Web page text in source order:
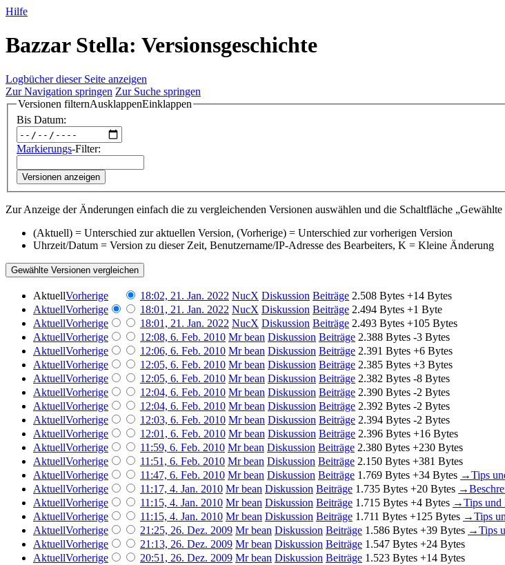
Hilfe
Bazzar Stella: Versionsgeschichte
Logbücher dieser Seite anzeigen
Zur Navigation springen Zur Suche springen
Versionen filternAusklappenEinklappen
Bis Datum:
Markierungs-Filter:
Versionen anzeigen
Zur Anzeige der Änderungen einfach die zu vergleichenden Versionen auswählen und die Schaltfläche
(Aktuell) = Unterschied zur aktuellen Version, (Vorherige) = Unterschied zur vorherigen Version
Uhrzeit/Datum = Version zu dieser Zeit, Benutzername/IP-Adresse des Bearbeiters, K = Kleine Änderung
AktuellVorherige 18:02, 21. Jan. 2022 NucX Diskussion Beiträge 2.508 Bytes +14 Bytes
AktuellVorherige 18:01, 21. Jan. 2022 NucX Diskussion Beiträge 2.494 Bytes +1 Byte
AktuellVorherige 18:01, 21. Jan. 2022 NucX Diskussion Beiträge 2.493 Bytes +105 Bytes
AktuellVorherige 12:08, 6. Feb. 2010 Mr bean Diskussion Beiträge 2.388 Bytes -3 Bytes
AktuellVorherige 12:06, 6. Feb. 2010 Mr bean Diskussion Beiträge 2.391 Bytes +6 Bytes
AktuellVorherige 12:05, 6. Feb. 2010 Mr bean Diskussion Beiträge 2.385 Bytes +3 Bytes
AktuellVorherige 12:05, 6. Feb. 2010 Mr bean Diskussion Beiträge 2.382 Bytes -8 Bytes
AktuellVorherige 12:04, 6. Feb. 2010 Mr bean Diskussion Beiträge 2.390 Bytes -2 Bytes
AktuellVorherige 12:04, 6. Feb. 2010 Mr bean Diskussion Beiträge 2.392 Bytes -2 Bytes
AktuellVorherige 12:03, 6. Feb. 2010 Mr bean Diskussion Beiträge 2.394 Bytes -2 Bytes
AktuellVorherige 12:01, 6. Feb. 2010 Mr bean Diskussion Beiträge 2.396 Bytes +16 Bytes
AktuellVorherige 11:59, 6. Feb. 2010 Mr bean Diskussion Beiträge 2.380 Bytes +230 Bytes
AktuellVorherige 11:51, 6. Feb. 2010 Mr bean Diskussion Beiträge 2.150 Bytes +381 Bytes
AktuellVorherige 11:47, 6. Feb. 2010 Mr bean Diskussion Beiträge 1.769 Bytes +34 Bytes →‎Tips
AktuellVorherige 11:17, 4. Jan. 2010 Mr bean Diskussion Beiträge 1.735 Bytes +20 Bytes
AktuellVorherige 11:15, 4. Jan. 2010 Mr bean Diskussion Beiträge 1.715 Bytes +4 Bytes →‎Tips und
AktuellVorherige 11:15, 4. Jan. 2010 Mr bean Diskussion Beiträge 1.711 Bytes +125 Bytes →‎Tips
AktuellVorherige 21:25, 26. Dez. 2009 Mr bean Diskussion Beiträge 1.586 Bytes +39 Bytes →‎Tips
AktuellVorherige 21:13, 26. Dez. 2009 Mr bean Diskussion Beiträge 1.547 Bytes +24 Bytes
AktuellVorherige 20:51, 26. Dez. 2009 Mr bean Diskussion Beiträge 1.523 Bytes +14 Bytes